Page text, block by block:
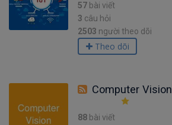
57 bài viết
3 câu hỏi
2503 người theo dõi
Theo dõi
Computer Vision
88 bài viết